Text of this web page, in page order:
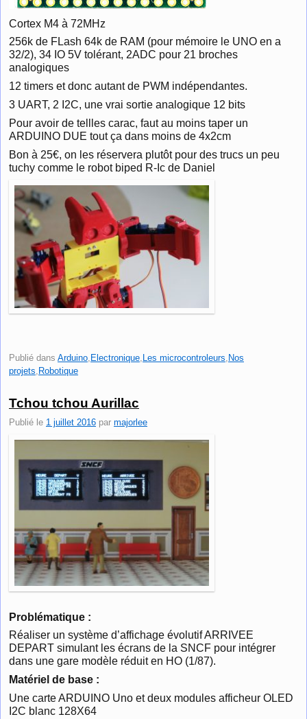
Cortex M4 à 72MHz
256k de FLash 64k de RAM (pour mémoire le UNO en a
32/2), 34 IO 5V tolérant, 2ADC pour 21 broches
analogiques
12 timers et donc autant de PWM indépendantes.
3 UART, 2 I2C, une vrai sortie analogique 12 bits
Pour avoir de tellles carac, faut au moins taper un
ARDUINO DUE tout ça dans moins de 4x2cm
Bon à 25€, on les réservera plutôt pour des trucs un peu
tuchy comme le robot biped R-Ic de Daniel
Publié dans Arduino, Electronique, Les microcontroleurs, Nos
projets, Robotique
Tchou tchou Aurillac
Publié le 1 juillet 2016 par majorlee
Problématique :
Réaliser un système d’affichage évolutif ARRIVEE
DEPART simulant les écrans de la SNCF pour intégrer
dans une gare modèle réduit en HO (1/87).
Matériel de base :
Une carte ARDUINO Uno et deux modules afficheur OLED
I2C blanc 128X64